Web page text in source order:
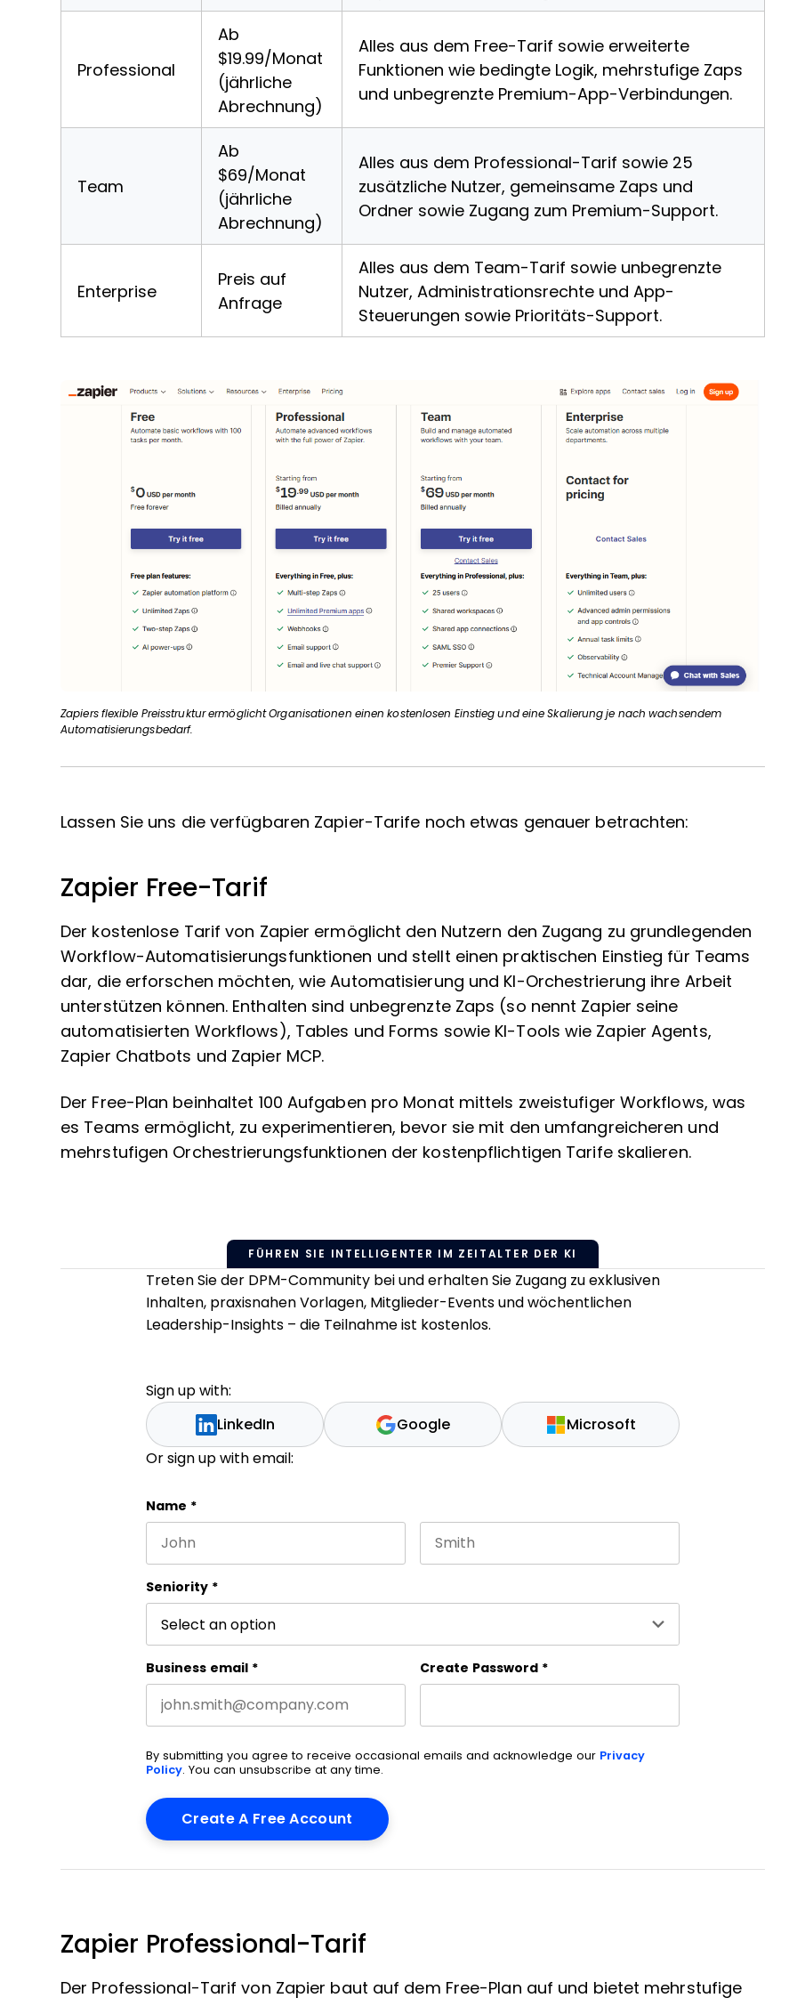
Professional
Ab
$19.99/Monat
(jährliche
Abrechnung)
Alles aus dem Free-Tarif sowie erweiterte
Funktionen wie bedingte Logik, mehrstufige Zaps
und unbegrenzte Premium-App-Verbindungen.
Team
Ab
$69/Monat
(jährliche
Abrechnung)
Alles aus dem Professional-Tarif sowie 25
zusätzliche Nutzer, gemeinsame Zaps und
Ordner sowie Zugang zum Premium-Support.
Enterprise
Preis auf
Anfrage
Alles aus dem Team-Tarif sowie unbegrenzte
Nutzer, Administrationsrechte und App-
Steuerungen sowie Prioritäts-Support.
Zapiers flexible Preisstruktur ermöglicht Organisationen einen kostenlosen Einstieg und eine Skalierung je nach wachsendem
Automatisierungsbedarf.
Lassen Sie uns die verfügbaren Zapier-Tarife noch etwas genauer betrachten:
Zapier Free-Tarif
Der kostenlose Tarif von Zapier ermöglicht den Nutzern den Zugang zu grundlegenden
Workflow-Automatisierungsfunktionen und stellt einen praktischen Einstieg für Teams
dar, die erforschen möchten, wie Automatisierung und KI-Orchestrierung ihre Arbeit
unterstützen können. Enthalten sind unbegrenzte Zaps (so nennt Zapier seine
automatisierten Workflows), Tables und Forms sowie KI-Tools wie Zapier Agents,
Zapier Chatbots und Zapier MCP.
Der Free-Plan beinhaltet 100 Aufgaben pro Monat mittels zweistufiger Workflows, was
es Teams ermöglicht, zu experimentieren, bevor sie mit den umfangreicheren und
mehrstufigen Orchestrierungsfunktionen der kostenpflichtigen Tarife skalieren.
FÜHREN SIE INTELLIGENTER IM ZEITALTER DER KI
Treten Sie der DPM-Community bei und erhalten Sie Zugang zu exklusiven
Inhalten, praxisnahen Vorlagen, Mitglieder-Events und wöchentlichen
Leadership-Insights – die Teilnahme ist kostenlos.
Sign up with:
LinkedIn Google Microsoft
Or sign up with email:
LinkedIn
This field is for validation purposes and should be left unchanged.
Name *
Seniority *
Business email * Create Password *
By submitting you agree to receive occasional emails and acknowledge our Privacy
Policy. You can unsubscribe at any time.
Zapier Professional-Tarif
Der Professional-Tarif von Zapier baut auf dem Free-Plan auf und bietet mehrstufige